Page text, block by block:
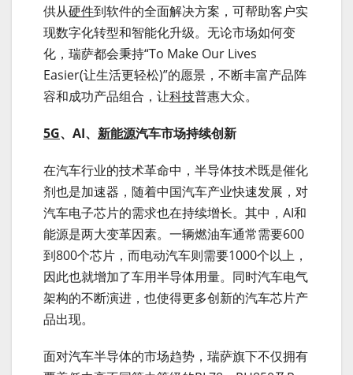
供从硬件到软件的全面解决方案，可帮助客户实
现数字化转型和智能化升级。无论市场如何变
化，瑞萨都会秉持“To Make Our Lives
Easier(让生活更轻松)”的愿景，不断丰富产品阵
容和成功产品组合，让科技普惠大众。
5G、AI、 新能源汽车市场持续创新
在汽车行业的技术革命中，半导体技术既是催化
剂也是加速器，随着中国汽车产业快速发展，对
汽车电子芯片的需求也在持续增长。其中，AI和
能源是两大变革因素。一辆燃油车通常需要600
到800个芯片，而电动汽车则需要1000个以上，
因此也就增加了车用半导体用量。同时汽车电气
架构的不断演进，也使得更多创新的汽车芯片产
品出现。
面对汽车半导体的市场趋势，瑞萨旗下不仅拥有